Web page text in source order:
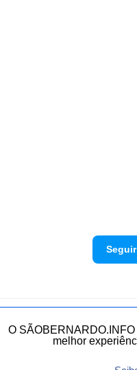
Política de
O
melhor